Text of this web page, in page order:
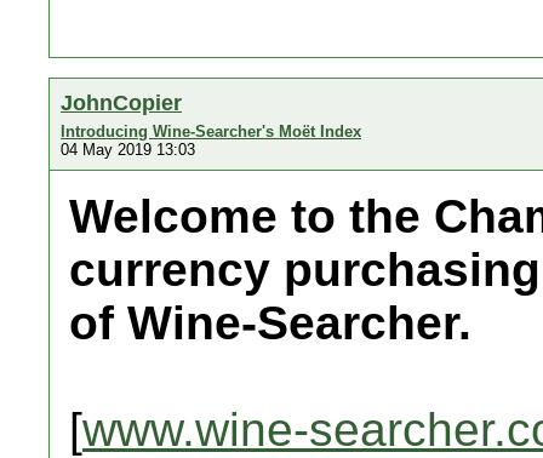
JohnCopier
Introducing Wine-Searcher's Moët Index
04 May 2019 13:03
Welcome to the
currency
of Wine-Searcher.
[www.wine-